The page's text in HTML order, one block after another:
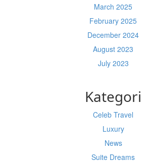
March 2025
February 2025
December 2024
August 2023
July 2023
Kategori
Celeb Travel
Luxury
News
Suite Dreams